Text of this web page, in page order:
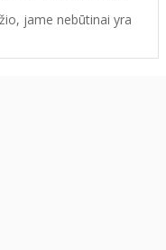
jame nebūtinai yra